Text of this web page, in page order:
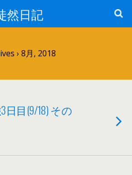
然日記
› 8月, 2018
目(9/18) その